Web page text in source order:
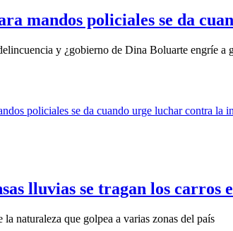
mandos policiales se da
y ¿gobierno de Dina Boluarte engríe a
lluvias se tragan los carros
naturaleza que golpea a varias zonas del país